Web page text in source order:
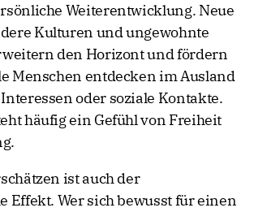
Weiterentwicklung. Neue
Kulturen und ungewohnte
den Horizont und fördern
Menschen entdecken im Ausland
oder soziale Kontakte.
häufig ein Gefühl von Freiheit
ist auch der
Effekt. Wer sich bewusst für einen